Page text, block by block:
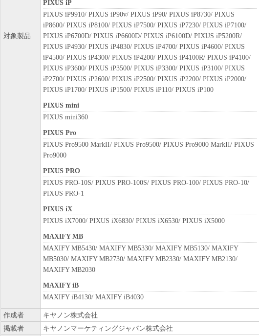
対象製品
PIXUS iP
PIXUS iP9910/ PIXUS iP90v/ PIXUS iP90/ PIXUS iP8730/ PIXUS
iP8600/ PIXUS iP8100/ PIXUS iP7500/ PIXUS iP7230/ PIXUS iP7100/
PIXUS iP6700D/ PIXUS iP6600D/ PIXUS iP6100D/ PIXUS iP5200R/
PIXUS iP4930/ PIXUS iP4830/ PIXUS iP4700/ PIXUS iP4600/ PIXUS
iP4500/ PIXUS iP4300/ PIXUS iP4200/ PIXUS iP4100R/ PIXUS iP4100/
PIXUS iP3600/ PIXUS iP3500/ PIXUS iP3300/ PIXUS iP3100/ PIXUS
iP2700/ PIXUS iP2600/ PIXUS iP2500/ PIXUS iP2200/ PIXUS iP2000/
PIXUS iP1700/ PIXUS iP1500/ PIXUS iP110/ PIXUS iP100
PIXUS mini
PIXUS mini360
PIXUS Pro
PIXUS Pro9500 MarkII/ PIXUS Pro9500/ PIXUS Pro9000 MarkII/ PIXUS
Pro9000
PIXUS PRO
PIXUS PRO-10S/ PIXUS PRO-100S/ PIXUS PRO-100/ PIXUS PRO-10/
PIXUS PRO-1
PIXUS iX
PIXUS iX7000/ PIXUS iX6830/ PIXUS iX6530/ PIXUS iX5000
MAXIFY MB
MAXIFY MB5430/ MAXIFY MB5330/ MAXIFY MB5130/ MAXIFY
MB5030/ MAXIFY MB2730/ MAXIFY MB2330/ MAXIFY MB2130/
MAXIFY MB2030
MAXIFY iB
MAXIFY iB4130/ MAXIFY iB4030
作成者
キヤノン株式会社
掲載者
キヤノンマーケティングジャパン株式会社